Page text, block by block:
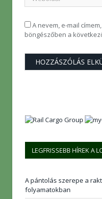
A nevem, e-mail
böngészőben a
LEGFRISSEBB HÍREK A
A pántolás szerepe a
folyamatokban